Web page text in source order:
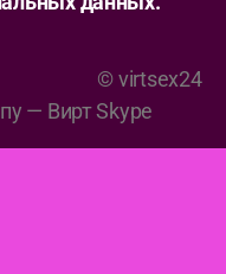
— Вирт Skype